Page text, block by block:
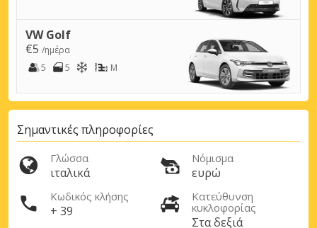
VW Golf
€5 /ημέρα
5
5 M
Σημαντικές πληροφορίες
Γλώσσα
ιταλικά
Νόμισμα
ευρώ
Κωδικός κλήσης
+ 39
Κατεύθυνση
κυκλοφορίας
Στα δεξιά